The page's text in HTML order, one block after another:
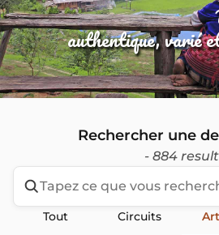
authentique, varié
Rechercher une
- 884 result
Tout Circuits